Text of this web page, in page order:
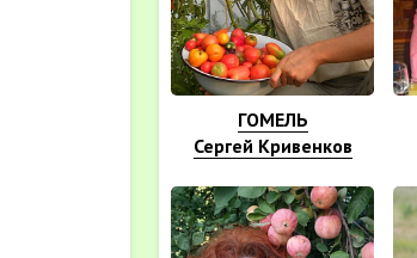
ГОМЕЛЬ
Сергей Кривенков